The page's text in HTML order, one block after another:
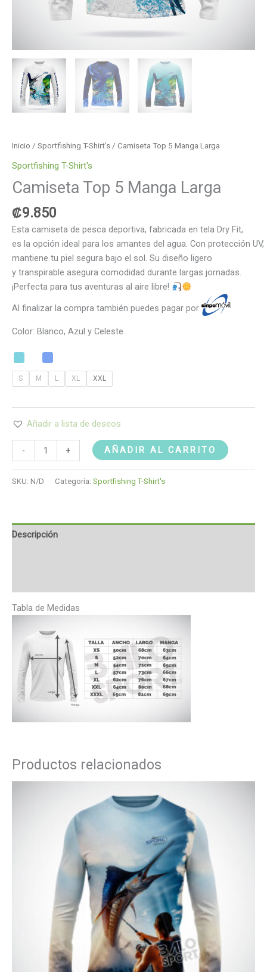
Inicio / Sportfishing T-Shirt's / Camiseta Top 5 Manga Larga
Sportfishing T-Shirt's
Camiseta Top 5 Manga Larga
₡9.850
Esta camiseta de pesca deportiva, fabricada en tela Dry Fit,
es la opción ideal para los amantes del agua. Con protección UV,
mantiene tu piel segura bajo el sol. Su diseño ligero
y transpirable asegura comodidad durante largas jornadas.
¡Perfecta para tus aventuras al aire libre!
Al finalizar la compra también puedes pagar por
Color: Blanco, Azul y Celeste
S M L XL XXL
Añadir a lista de deseos
- + AÑADIR AL CARRITO
SKU: N/D Categoría: Sportfishing T-Shirt's
Descripción
Tabla de Medidas
Productos relacionados
precios:
desde
₡9.850